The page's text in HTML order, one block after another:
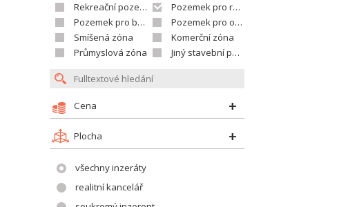
Rekreační pozemek
Pozemek pro rodinné domy
Pozemek pro bytovou výstavbu
Pozemek pro občanskou vybavenost
Smíšená zóna
Komerční zóna
Průmyslová zóna
Jiný stavební pozemek
Cena
Plocha
všechny inzeráty
realitní kancelář